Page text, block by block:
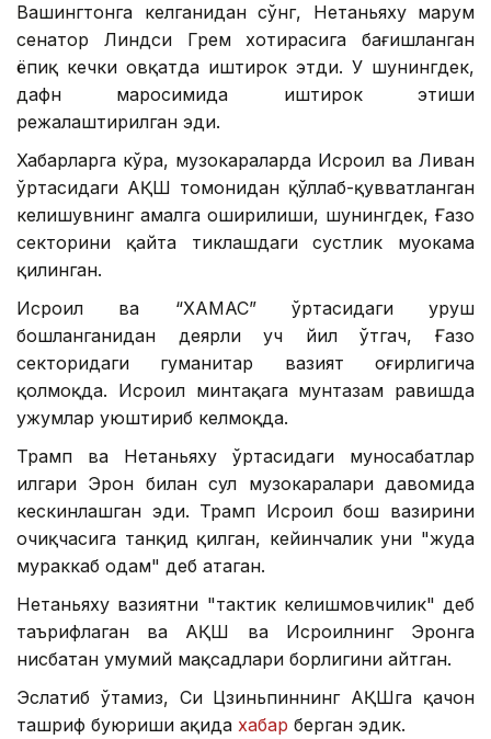
Вашингтонга келганидан сўнг, Нетаньяху марҳум
сенатор Линдси Грем хотирасига бағишланган
ёпиқ кечки овқатда иштирок этди. У шунингдек,
дафн маросимида иштирок этиши
режалаштирилган эди.
Хабарларга кўра, музокараларда Исроил ва Ливан
ўртасидаги АҚШ томонидан қўллаб-қувватланган
келишувнинг амалга оширилиши, шунингдек, Ғазо
секторини қайта тиклашдаги сустлик муҳокама
қилинган.
Исроил ва “ХАМАС” ўртасидаги уруш
бошланганидан деярли уч йил ўтгач, Ғазо
секторидаги гуманитар вазият оғирлигича
қолмоқда. Исроил минтақага мунтазам равишда
ҳужумлар уюштириб келмоқда.
Трамп ва Нетаньяху ўртасидаги муносабатлар
илгари Эрон билан сулҳ музокаралари давомида
кескинлашган эди. Трамп Исроил бош вазирини
очиқчасига танқид қилган, кейинчалик уни "жуда
мураккаб одам" деб атаган.
Нетаньяху вазиятни "тактик келишмовчилик" деб
таърифлаган ва АҚШ ва Исроилнинг Эронга
нисбатан умумий мақсадлари борлигини айтган.
Эслатиб ўтамиз, Си Цзиньпиннинг АҚШга қачон
ташриф буюриши ҳақида хабар берган эдик.